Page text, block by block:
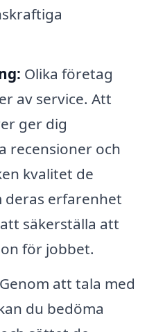
Olika företag
av service. Att
ger dig
recensioner och
kvalitet de
deras erfarenhet
säkerställa att
för jobbet.
Genom att tala med
du bedöma